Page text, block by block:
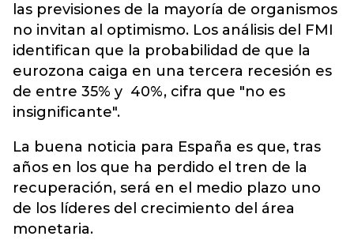
las previsiones de la mayoría de organismos
no invitan al optimismo. Los análisis del FMI
identifican que la probabilidad de que la
eurozona caiga en una tercera recesión es
de entre 35% y 40%, cifra que "no es
insignificante".
La buena noticia para España es que, tras
años en los que ha perdido el tren de la
recuperación, será en el medio plazo uno
de los líderes del crecimiento del área
monetaria.